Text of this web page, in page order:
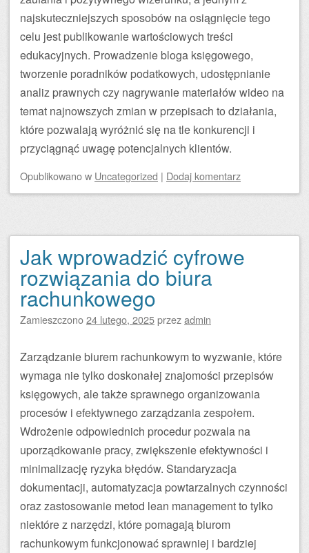
najskuteczniejszych sposobów na osiągnięcie tego
celu jest publikowanie wartościowych treści
edukacyjnych. Prowadzenie bloga księgowego,
tworzenie poradników podatkowych, udostępnianie
analiz prawnych czy nagrywanie materiałów wideo na
temat najnowszych zmian w przepisach to działania,
które pozwalają wyróżnić się na tle konkurencji i
przyciągnąć uwagę potencjalnych klientów.
Opublikowanow Uncategorized | Dodaj komentarz
Jak wprowadzić cyfrowe
rozwiązania do biura
rachunkowego
Zamieszczono24 lutego, 2025przezadmin
Zarządzanie biurem rachunkowym to wyzwanie, które
wymaga nie tylko doskonałej znajomości przepisów
księgowych, ale także sprawnego organizowania
procesów i efektywnego zarządzania zespołem.
Wdrożenie odpowiednich procedur pozwala na
uporządkowanie pracy, zwiększenie efektywności i
minimalizację ryzyka błędów. Standaryzacja
dokumentacji, automatyzacja powtarzalnych czynności
oraz zastosowanie metod lean management to tylko
niektóre z narzędzi, które pomagają biurom
rachunkowym funkcjonować sprawniej i bardziej